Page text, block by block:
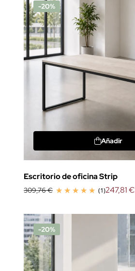
-20%
Añadir
Escritorio de oficina Strip
309,76 € (1)247,81 €
-20%